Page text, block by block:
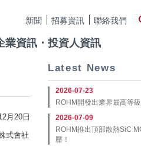
新聞 招募資訊 聯絡我們
業資訊・投資人資訊
月20日
式會社
Latest News
2026-07-23
ROHM開發出業界最高等
2026-07-09
ROHM推出頂部散熱SiC
壓！